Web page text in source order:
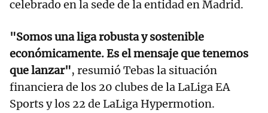
celebrado en la sede de la entidad en Madrid.
"Somos una liga robusta y sostenible
económicamente. Es el mensaje que tenemos
que lanzar", resumió Tebas la situación
financiera de los 20 clubes de la LaLiga EA
Sports y los 22 de LaLiga Hypermotion.